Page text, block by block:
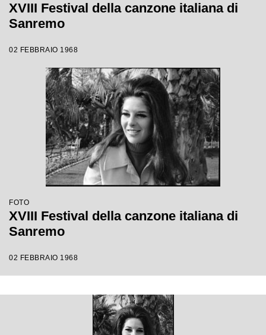
XVIII Festival della canzone italiana di
Sanremo
02 FEBBRAIO 1968
FOTO
XVIII Festival della canzone italiana di
Sanremo
02 FEBBRAIO 1968